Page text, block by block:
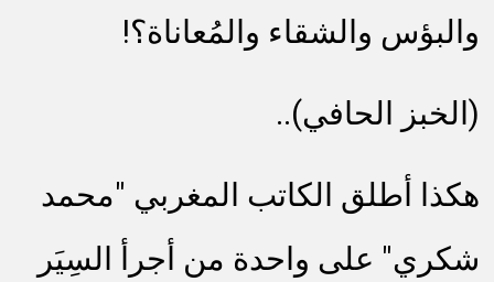
والبؤس والشقاء والمُعاناة؟!
(الخبز الحافي)..
هكذا أطلق الكاتب المغربي "محمد
شكري" على واحدة من أجرأ السِيَر